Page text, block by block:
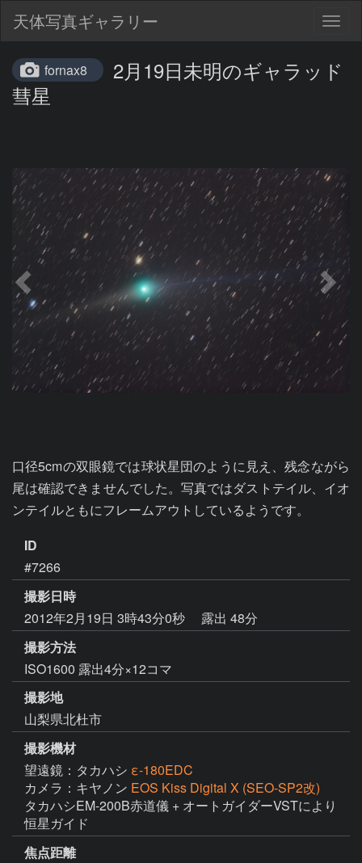
天体写真ギャラリー
fornax8
2月19日未明のギャラッド
彗星
口径5cmの双眼鏡では球状星団のように見え、残念ながら
尾は確認できませんでした。写真ではダストテイル、イオ
ンテイルともにフレームアウトしているようです。
ID
#7266
撮影日時
2012年2月19日 3時43分0秒
露出 48分
撮影方法
ISO1600 露出4分×12コマ
撮影地
山梨県北杜市
撮影機材
望遠鏡：タカハシ ε-180EDC
カメラ：キヤノン EOS Kiss Digital X (SEO-SP2改)
タカハシEM-200B赤道儀 + オートガイダーVSTにより
恒星ガイド
焦点距離